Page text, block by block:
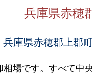
兵庫県赤穂
兵庫県赤穂郡上郡
場です。すべて中